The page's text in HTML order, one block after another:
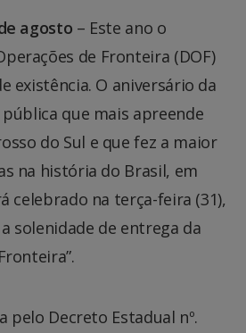
agosto – Este ano o
de Fronteira (DOF)
existência. O aniversário da
que mais apreende
do Sul e que fez a maior
na história do Brasil, em
celebrado na terça-feira (31),
solenidade de entrega da
pelo Decreto Estadual nº.